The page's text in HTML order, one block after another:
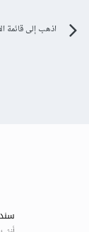
اذهب إلى قائمة